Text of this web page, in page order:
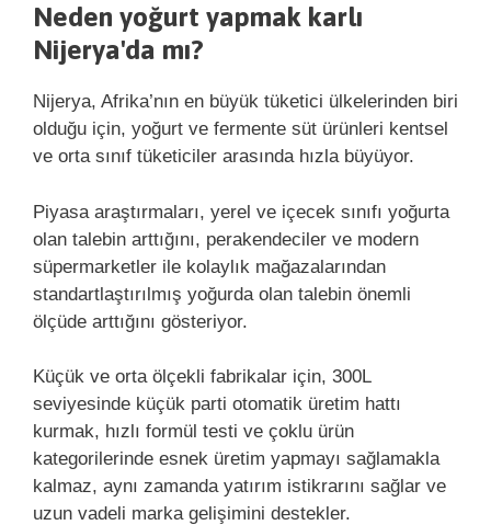
Neden yoğurt yapmak karlı
Nijerya'da mı?
Nijerya, Afrika’nın en büyük tüketici ülkelerinden biri
olduğu için, yoğurt ve fermente süt ürünleri kentsel
ve orta sınıf tüketiciler arasında hızla büyüyor.
Piyasa araştırmaları, yerel ve içecek sınıfı yoğurta
olan talebin arttığını, perakendeciler ve modern
süpermarketler ile kolaylık mağazalarından
standartlaştırılmış yoğurda olan talebin önemli
ölçüde arttığını gösteriyor.
Küçük ve orta ölçekli fabrikalar için, 300L
seviyesinde küçük parti otomatik üretim hattı
kurmak, hızlı formül testi ve çoklu ürün
kategorilerinde esnek üretim yapmayı sağlamakla
kalmaz, aynı zamanda yatırım istikrarını sağlar ve
uzun vadeli marka gelişimini destekler.